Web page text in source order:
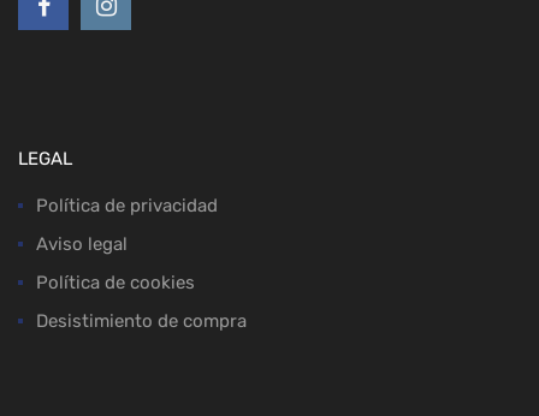
LEGAL
Política de privacidad
Aviso legal
Política de cookies
Desistimiento de compra